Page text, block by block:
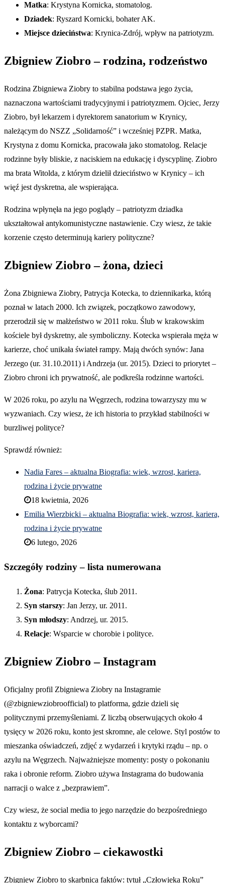
Matka: Krystyna Kornicka, stomatolog.
Dziadek: Ryszard Kornicki, bohater AK.
Miejsce dzieciństwa: Krynica-Zdrój, wpływ na patriotyzm.
Zbigniew Ziobro – rodzina, rodzeństwo
Rodzina Zbigniewa Ziobry to stabilna podstawa jego życia,
naznaczona wartościami tradycyjnymi i patriotyzmem. Ojciec, Jerzy
Ziobro, był lekarzem i dyrektorem sanatorium w Krynicy,
należącym do NSZZ „Solidarność” i wcześniej PZPR. Matka,
Krystyna z domu Kornicka, pracowała jako stomatolog. Relacje
rodzinne były bliskie, z naciskiem na edukację i dyscyplinę. Ziobro
ma brata Witolda, z którym dzielił dzieciństwo w Krynicy – ich
więź jest dyskretna, ale wspierająca.
Rodzina wpłynęła na jego poglądy – patriotyzm dziadka
ukształtował antykomunistyczne nastawienie. Czy wiesz, że takie
korzenie często determinują kariery polityczne?
Zbigniew Ziobro – żona, dzieci
Żona Zbigniewa Ziobry, Patrycja Kotecka, to dziennikarka, którą
poznał w latach 2000. Ich związek, początkowo zawodowy,
przerodził się w małżeństwo w 2011 roku. Ślub w krakowskim
kościele był dyskretny, ale symboliczny. Kotecka wspierała męża w
karierze, choć unikała świateł rampy. Mają dwóch synów: Jana
Jerzego (ur. 31.10.2011) i Andrzeja (ur. 2015). Dzieci to priorytet –
Ziobro chroni ich prywatność, ale podkreśla rodzinne wartości.
W 2026 roku, po azylu na Węgrzech, rodzina towarzyszy mu w
wyzwaniach. Czy wiesz, że ich historia to przykład stabilności w
burzliwej polityce?
Sprawdź również:
Nadia Fares – aktualna Biografia: wiek, wzrost, kariera,
rodzina i życie prywatne
18 kwietnia, 2026
Emilia Wierzbicki – aktualna Biografia: wiek, wzrost, kariera,
rodzina i życie prywatne
6 lutego, 2026
Szczegóły rodziny – lista numerowana
Żona: Patrycja Kotecka, ślub 2011.
Syn starszy: Jan Jerzy, ur. 2011.
Syn młodszy: Andrzej, ur. 2015.
Relacje: Wsparcie w chorobie i polityce.
Zbigniew Ziobro – Instagram
Oficjalny profil Zbigniewa Ziobry na Instagramie
(@zbigniewziobroofficial) to platforma, gdzie dzieli się
politycznymi przemyśleniami. Z liczbą obserwujących około 4
tysięcy w 2026 roku, konto jest skromne, ale celowe. Styl postów to
mieszanka oświadczeń, zdjęć z wydarzeń i krytyki rządu – np. o
azylu na Węgrzech. Najważniejsze momenty: posty o pokonaniu
raka i obronie reform. Ziobro używa Instagrama do budowania
narracji o walce z „bezprawiem”.
Czy wiesz, że social media to jego narzędzie do bezpośredniego
kontaktu z wyborcami?
Zbigniew Ziobro – ciekawostki
Zbigniew Ziobro to skarbnica faktów: tytuł „Człowieka Roku”